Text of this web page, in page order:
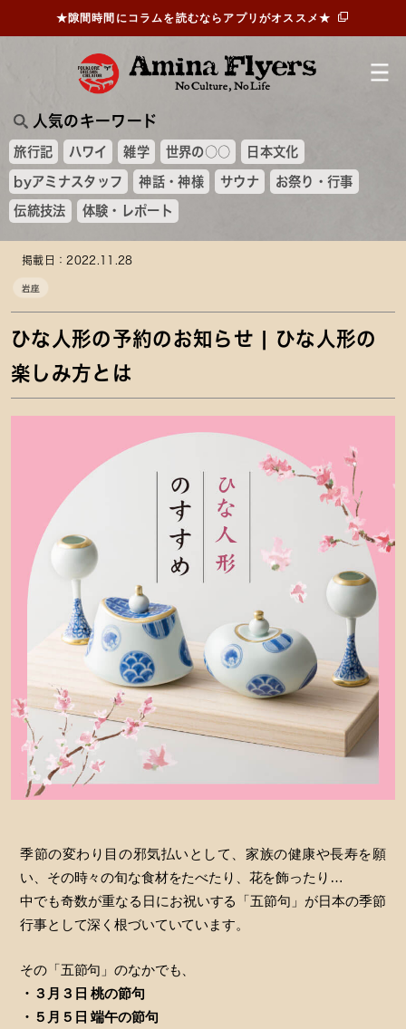
人気のキーワード
旅行記 ハワイ 雑学 世界の○○ 日本文化
byアミナスタッフ 神話・神様 サウナ お祭り・行事
伝統技法 体験・レポート
★隙間時間にコラムを読むならアプリがオススメ★
掲載日：2022.11.28
岩座
ひな人形の予約のお知らせ | ひな人形の
楽しみ方とは
季節の変わり目の邪気払いとして、家族の健康や長寿を願
い、その時々の旬な食材をたべたり、花を飾ったり…
中でも奇数が重なる日にお祝いする「五節句」が日本の季節
行事として深く根づいていています。
その「五節句」のなかでも、
・３月３日 桃の節句
・５月５日 端午の節句